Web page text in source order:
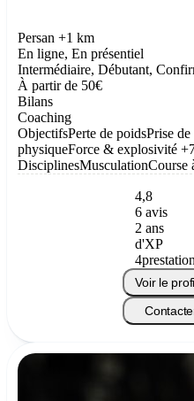
Persan +1 km
En ligne, En présentiel
Intermédiaire, Débutant,
À partir de 50€
Bilans
Coaching
ObjectifsPerte de poidsPrise
physiqueForce & explosivité
DisciplinesMusculationCourse
4,8
6 avis
2 ans
d'XP
4
Voir le